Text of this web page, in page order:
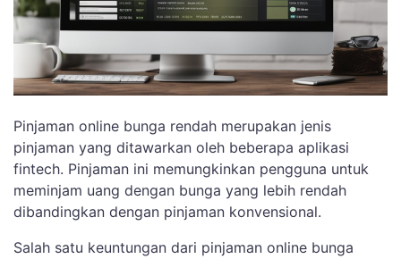
Pinjaman online bunga rendah merupakan jenis
pinjaman yang ditawarkan oleh beberapa aplikasi
fintech. Pinjaman ini memungkinkan pengguna untuk
meminjam uang dengan bunga yang lebih rendah
dibandingkan dengan pinjaman konvensional.
Salah satu keuntungan dari pinjaman online bunga